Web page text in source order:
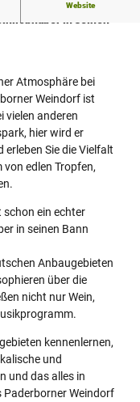
Website
Atmosphäre bei
Weindorf ist
vielen anderen
hier wird er
Sie die Vielfalt
edlen Tropfen,
schon ein echter
in seinen Bann
Anbaugebieten
über die
nicht nur Wein,
kennenlernen,
und
und das alles in
Paderborner Weindorf